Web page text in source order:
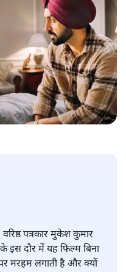
पत्रकार मुकेश कुमार
दौर में यह फिल्म बिना
मरहम लगाती है और क्यों